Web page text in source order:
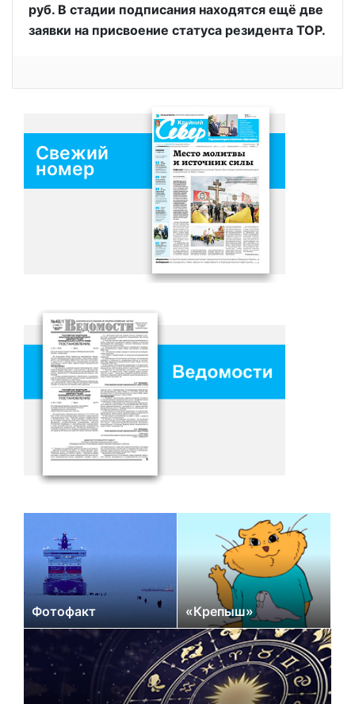
руб. В стадии подписания находятся ещё две
заявки на присвоение статуса резидента ТОР.
Свежий
номер
Фотофакт «Крепыш»